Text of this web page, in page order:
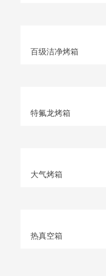
百级洁净烤箱
特氟龙烤箱
大气烤箱
热真空箱